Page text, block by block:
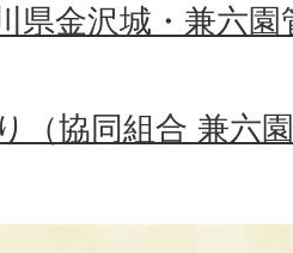
県金沢城・兼六
（協同組合 兼六